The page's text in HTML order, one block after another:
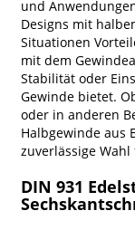
und
Designs mit
Situationen
mit dem
Stabilität oder
Gewinde bietet.
oder in anderen
Halbgewinde aus
zuverlässige
DIN 931